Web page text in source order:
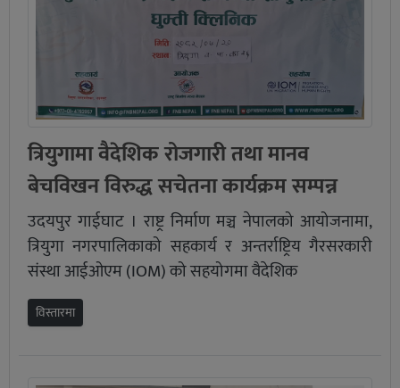
त्रियुगामा वैदेशिक रोजगारी तथा मानव
बेचविखन विरुद्ध सचेतना कार्यक्रम सम्पन्न
उदयपुर गाईघाट । राष्ट्र निर्माण मञ्च नेपालको आयोजनामा,
त्रियुगा नगरपालिकाको सहकार्य र अन्तर्राष्ट्रिय गैरसरकारी
संस्था आईओएम (IOM) को सहयोगमा वैदेशिक
विस्तारमा